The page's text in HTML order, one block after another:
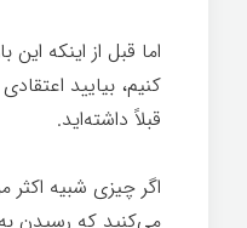
اما قبل از اینکه
کنیم، بیایید
قبلاً داشته‌اید.
اگر چیزی شبیه اکثر
می‌کنید که رسیدن